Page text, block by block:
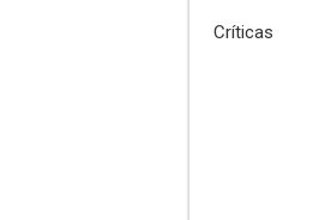
Críticas